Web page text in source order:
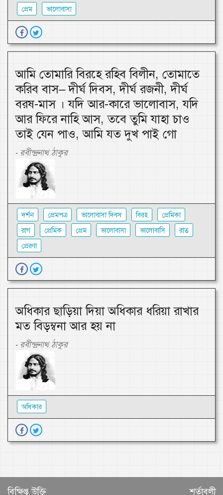
প্রেম ভালোবাসা
আমি তোমারি বিরহে রহিব বিলীন, তোমাতে
করিব বাস– দীর্ঘ দিবস, দীর্ঘ রজনী, দীর্ঘ
বরষ-মাস । যদি আর-কারে ভালোবাস, যদি
আর ফিরে নাহি আস, তবে তুমি যাহা চাও
তাই যেন পাও, আমি যত দুখ পাই গো
- রবীন্দ্রনাথ ঠাকুর
দর্শন প্রেমপত্র ভালোবাসা দিবস বিরহ
প্রেমিকা
রাগ
প্রেমিক প্রেম ভালোবাসা ভালোবাসি
রাত
প্রেরণা
অধিকার ছাড়িয়া দিয়া অধিকার ধরিয়া রাখার
মত বিড়ম্বনা আর হয় না
- রবীন্দ্রনাথ ঠাকুর
অধিকার
বিক্ষিপ্ত উক্তি শর্তাবলী